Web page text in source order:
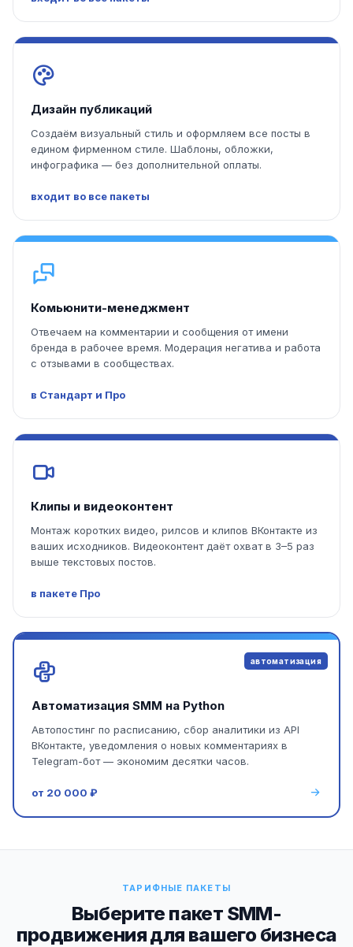
Дизайн публикаций
Создаём визуальный стиль и оформляем все посты в
едином фирменном стиле. Шаблоны, обложки,
инфографика — без дополнительной оплаты.
входит во все пакеты
Комьюнити-менеджмент
Отвечаем на комментарии и сообщения от имени
бренда в рабочее время. Модерация негатива и работа
с отзывами в сообществах.
в Стандарт и Про
Клипы и видеоконтент
Монтаж коротких видео, рилсов и клипов ВКонтакте из
ваших исходников. Видеоконтент даёт охват в 3–5 раз
выше текстовых постов.
в пакете Про
автоматизация
Автоматизация SMM на Python
Автопостинг по расписанию, сбор аналитики из API
ВКонтакте, уведомления о новых комментариях в
Telegram-бот — экономим десятки часов.
от 20 000 ₽
ТАРИФНЫЕ ПАКЕТЫ
Выберите пакет SMM-
продвижения для вашего бизнеса